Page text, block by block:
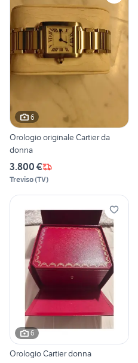
6
Orologio originale Cartier da
donna
3.800 €
Treviso(TV)
6
Orologio Cartier donna